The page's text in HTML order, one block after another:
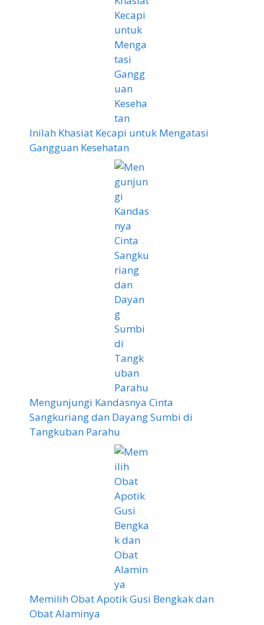
Inilah Khasiat Kecapi untuk Mengatasi
Gangguan Kesehatan
Mengunjungi Kandasnya Cinta
Sangkuriang dan Dayang Sumbi di
Tangkuban Parahu
Memilih Obat Apotik Gusi Bengkak dan
Obat Alaminya